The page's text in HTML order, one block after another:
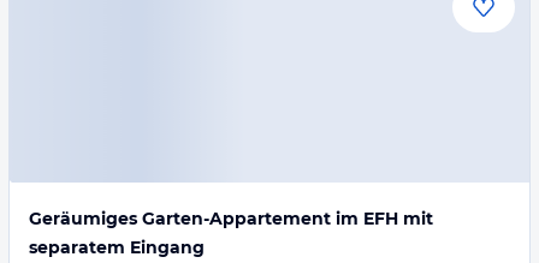
Geräumiges Garten-Appartement im EFH mit
separatem Eingang